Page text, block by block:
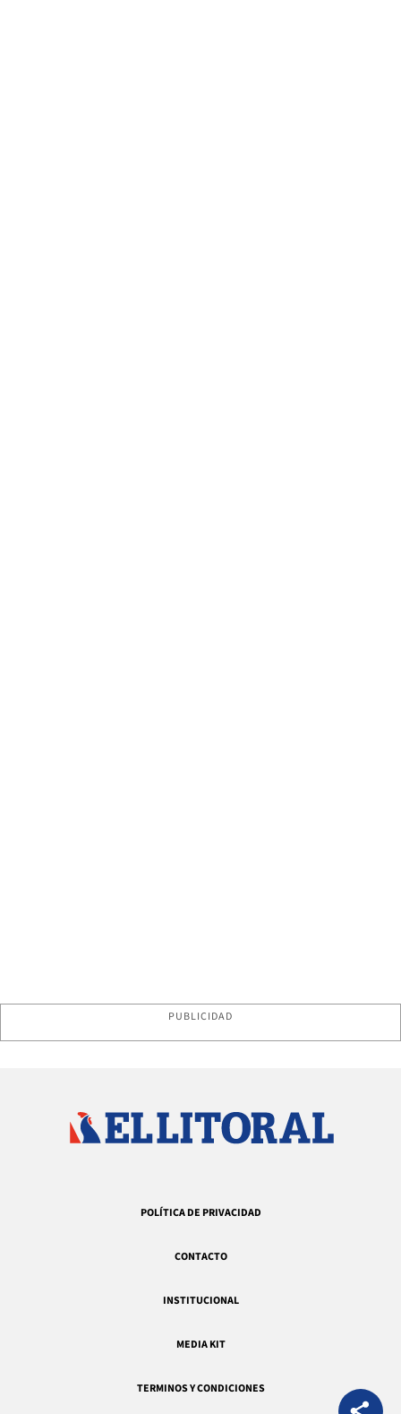
PUBLICIDAD
POLÍTICA DE PRIVACIDAD
CONTACTO
INSTITUCIONAL
MEDIA KIT
TERMINOS Y CONDICIONES